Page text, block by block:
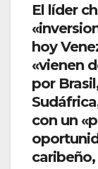
El líder
hoy
«vienen
por
con un